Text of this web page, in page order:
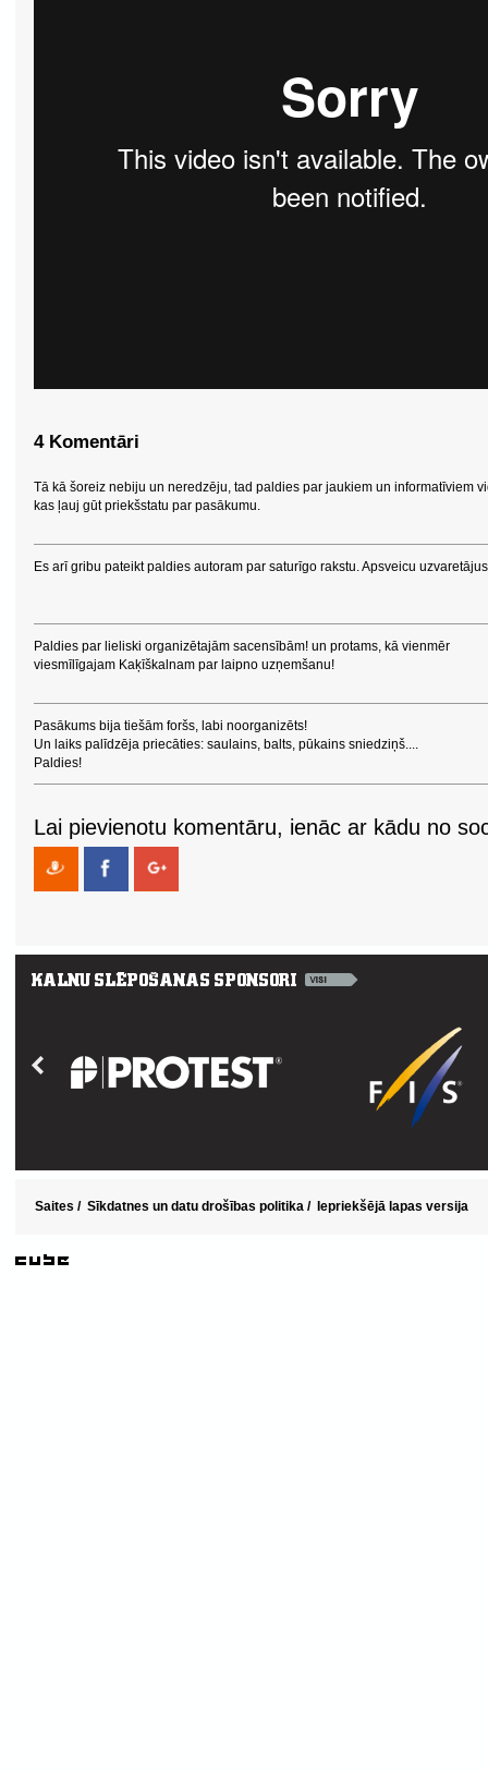
4 Komentāri
Tā kā šoreiz nebiju un neredzēju, tad paldies par jaukiem un informatīviem
kas ļauj gūt priekšstatu par pasākumu.
Es arī gribu pateikt paldies autoram par saturīgo rakstu. Apsveicu
Paldies par lieliski organizētajām sacensībām! un protams, kā vienmēr
viesmīlīgajam Kaķīškalnam par laipno uzņemšanu!
Pasākums bija tiešām foršs, labi noorganizēts!
Un laiks palīdzēja priecāties: saulains, balts, pūkains sniedziņš....
Paldies!
Lai pievienotu komentāru, ienāc ar kādu no
Saites / Sīkdatnes un datu drošības politika / Iepriekšējā lapas versija